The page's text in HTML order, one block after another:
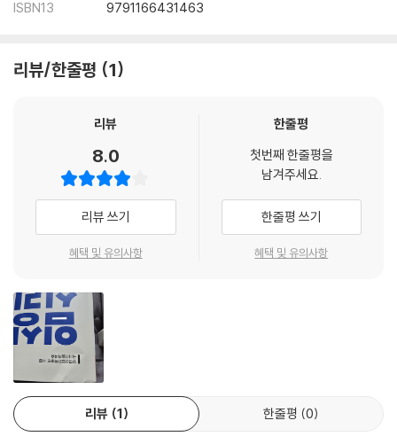
ISBN13
9791166431463
리뷰/한줄평 1
리뷰
8.0
리뷰 쓰기
혜택 및 유의사항
한줄평
첫번째 한줄평을
남겨주세요.
한줄평 쓰기
혜택 및 유의사항
리뷰 1 한줄평 0